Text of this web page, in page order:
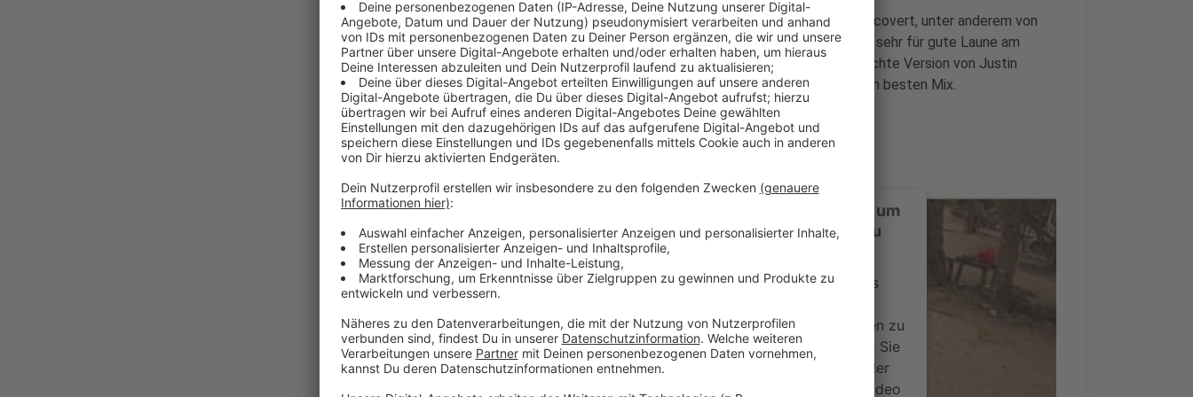
Seit 1953 lässt der Song weltweit die Hüften kreisen. Zigfach gecovert, unter anderem von
Captain Jack, Sia oder auch Cyndi Lauper, steht kaum ein Song so sehr für gute Laune am
Strand, Sommer und Cocktails. Auch die neuste, Reggae angehauchte Version von Justin
Wellington und Small Jam ist da keine Ausnahme. Ab sofort neu im besten Mix.
Anzeige
Wir benötigen Ihre Zustimmung, um
den YouTube Video-Service zu
Wir verwenden einen Service eines
einzubetten. Dieser Service kann Daten zu
Ihren Aktivitäten sammeln. Bitte lesen Sie
die Details durch und stimmen Sie der
Nutzung des Service zu, um dieses Video